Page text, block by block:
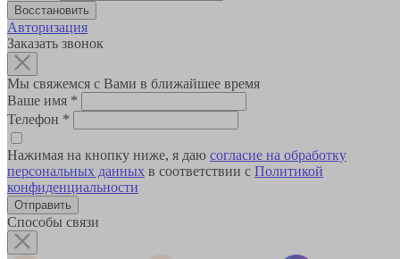
Авторизация
Заказать звонок
Мы свяжемся с Вами в ближайшее время
Ваше имя *
Телефон *
Нажимая на кнопку ниже, я даю согласие на обработку
персональных данных в соответствии с Политикой
конфиденциальности
Способы связи